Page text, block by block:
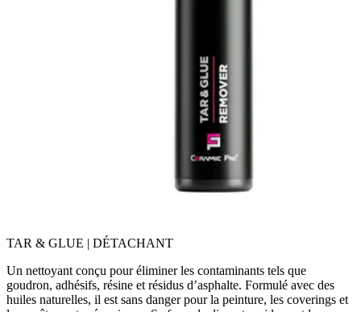
TAR & GLUE | DÉTACHANT
Un nettoyant conçu pour éliminer les contaminants tels que
goudron, adhésifs, résine et résidus d’asphalte. Formulé avec des
huiles naturelles, il est sans danger pour la peinture, les coverings et